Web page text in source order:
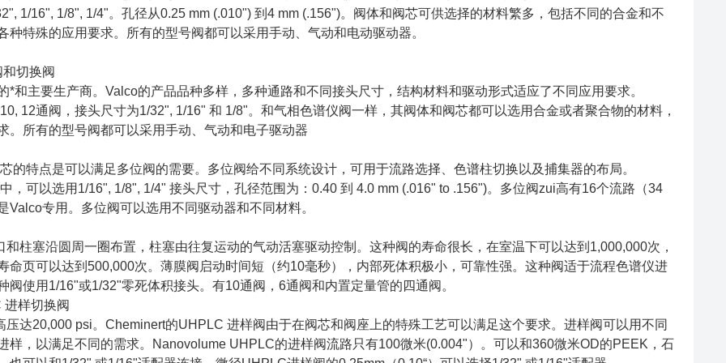
1/16", 1/8", 1/4"。孔径从0.25 mm (.010") 到4 mm (.156")。阀体和阀芯可供选择的材料繁多，包括不同的合金和不
种特殊的应用要求。所有的型号阀都可以采用手动、气动和电动驱动器。
切换阀
和主要生产商。Valco的产品品种多样，多种通路和不同接头尺寸，结构材料和驱动形式适应了不同应用要求。
12通阀，接头尺寸为1/32", 1/16" 和 1/8"。和气相色谱仪阀一样，其阀体和阀芯都可以选用合金或者聚合物的材料，
。所有的型号阀都可以采用手动、气动和电子驱动器
特点是可以满足多位阀的需要。多位阀给不同系统设计，可用于流路选择、色谱柱切换以及捕集器的布局。
，可以选用1/16", 1/8", 1/4" 接头尺寸，孔径范围为：0.40 到 4.0 mm (.016" to .156")。多位阀zui高有16个流路（34
Valco专用。多位阀可以选用不同驱动器和不同材料。
柱塞沿圆周一圈布置，柱塞由往复运动的气动活塞驱动控制。这种阀的寿命很长，在室温下可以达到1,000,000次，
命页可以达到500,000次。薄膜阀启动时间短（约10毫秒），内部死体积极小，可靠性强。这种阀适于流程色谱仪进
阀使用1/16"或1/32"零死体积接头。有10通阀，6通阀和内置定量管的四通阀。
进样切换阀
达20,000 psi。Cheminert的UHPLC 进样阀由于在阀芯和阀座上的特殊工艺可以满足这个要求。进样阀可以用不同
样，以满足不同的需求。Nanovolume UHPLC的进样阀流路只有100微米(0.004"）。可以和360微米OD的PEEK，石